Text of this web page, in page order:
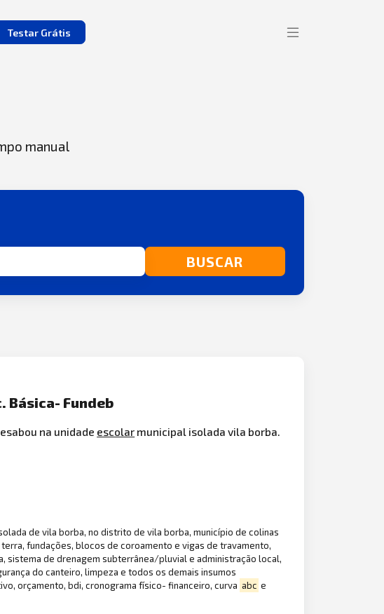
Testar Grátis
manual
BUSCAR
Básica- Fundeb
na unidade escolar municipal isolada vila borba.
de vila borba, no distrito de vila borba, município de colinas
fundações, blocos de coroamento e vigas de travamento,
sistema de drenagem subterrânea/pluvial e administração local,
do canteiro, limpeza e todos os demais insumos
orçamento, bdi, cronograma físico- financeiro, curva abc e